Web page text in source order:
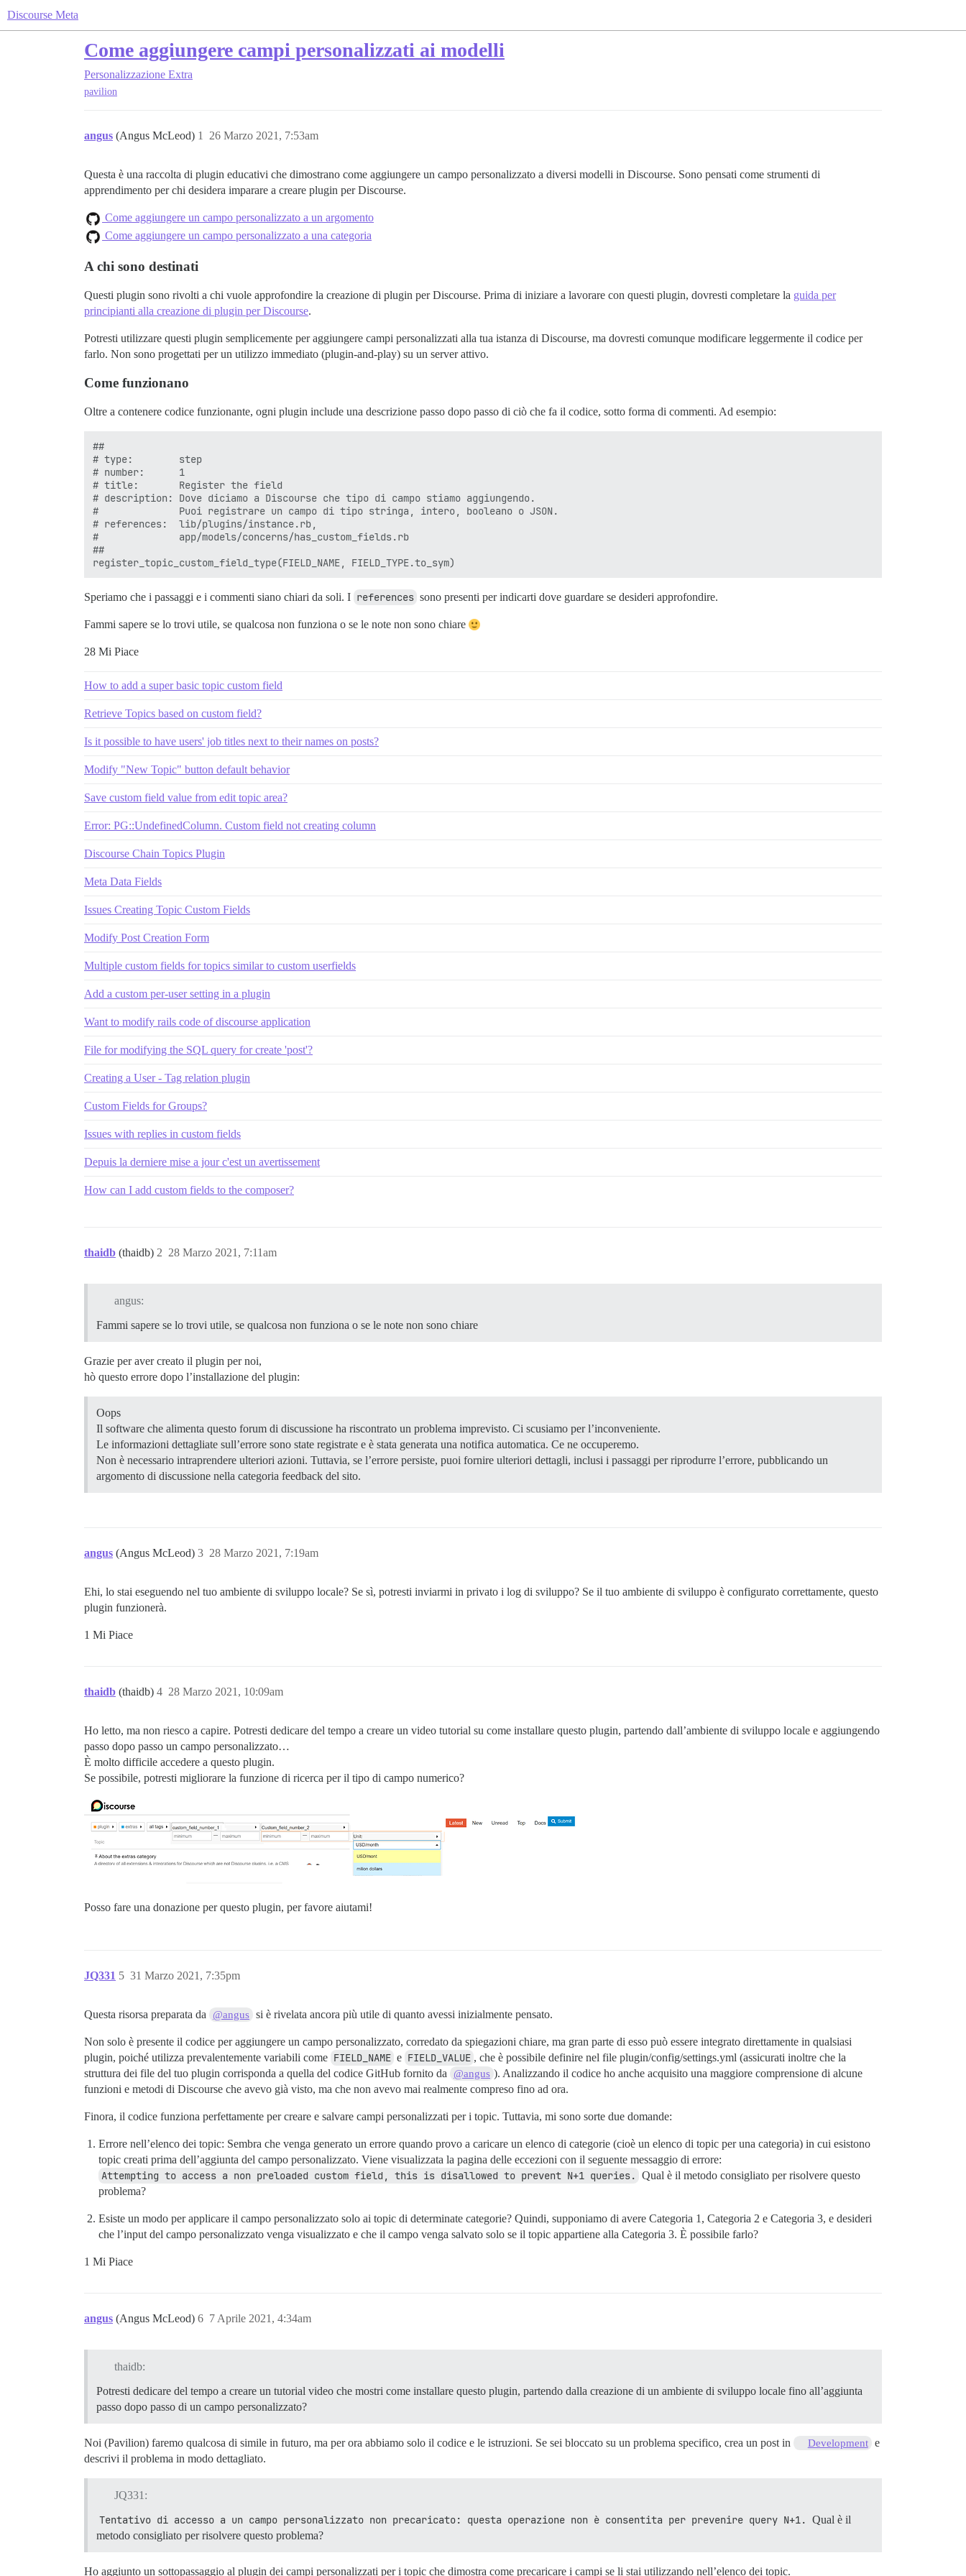
Discourse Meta
Come aggiungere campi personalizzati ai modelli
Personalizzazione Extra
pavilion
angus (Angus McLeod) 26 Marzo 2021, 7:53am
1
Questa è una raccolta di plugin educativi che dimostrano come aggiungere un campo personalizzato a diversi modelli in Discourse. Sono pensati come strumenti di
apprendimento per chi desidera imparare a creare plugin per Discourse.
Come aggiungere un campo personalizzato a un argomento
Come aggiungere un campo personalizzato a una categoria
A chi sono destinati
Questi plugin sono rivolti a chi vuole approfondire la creazione di plugin per Discourse. Prima di iniziare a lavorare con questi plugin, dovresti completare la guida per
principianti alla creazione di plugin per Discourse.
Potresti utilizzare questi plugin semplicemente per aggiungere campi personalizzati alla tua istanza di Discourse, ma dovresti comunque modificare leggermente il codice per
farlo. Non sono progettati per un utilizzo immediato (plugin-and-play) su un server attivo.
Come funzionano
Oltre a contenere codice funzionante, ogni plugin include una descrizione passo dopo passo di ciò che fa il codice, sotto forma di commenti. Ad esempio:
##
# type:        step
# number:      1
# title:       Register the field
# description: Dove diciamo a Discourse che tipo di campo stiamo aggiungendo.
#              Puoi registrare un campo di tipo stringa, intero, booleano o JSON.
# references:  lib/plugins/instance.rb,
#              app/models/concerns/has_custom_fields.rb
##
Speriamo che i passaggi e i commenti siano chiari da soli. I references sono presenti per indicarti dove guardare se desideri approfondire.
Fammi sapere se lo trovi utile, se qualcosa non funziona o se le note non sono chiare
28 Mi Piace
How to add a super basic topic custom field
Retrieve Topics based on custom field?
Is it possible to have users' job titles next to their names on posts?
Modify "New Topic" button default behavior
Save custom field value from edit topic area?
Error: PG::UndefinedColumn. Custom field not creating column
Discourse Chain Topics Plugin
Meta Data Fields
Issues Creating Topic Custom Fields
Modify Post Creation Form
Multiple custom fields for topics similar to custom userfields
Add a custom per-user setting in a plugin
Want to modify rails code of discourse application
File for modifying the SQL query for create 'post'?
Creating a User - Tag relation plugin
Custom Fields for Groups?
Issues with replies in custom fields
Depuis la derniere mise a jour c'est un avertissement
How can I add custom fields to the composer?
thaidb (thaidb) 28 Marzo 2021, 7:11am
2
angus:
Fammi sapere se lo trovi utile, se qualcosa non funziona o se le note non sono chiare
Grazie per aver creato il plugin per noi,
hò questo errore dopo l’installazione del plugin:
Oops
Il software che alimenta questo forum di discussione ha riscontrato un problema imprevisto. Ci scusiamo per l’inconveniente.
Le informazioni dettagliate sull’errore sono state registrate e è stata generata una notifica automatica. Ce ne occuperemo.
Non è necessario intraprendere ulteriori azioni. Tuttavia, se l’errore persiste, puoi fornire ulteriori dettagli, inclusi i passaggi per riprodurre l’errore, pubblicando un
argomento di discussione nella categoria feedback del sito.
angus (Angus McLeod) 28 Marzo 2021, 7:19am
3
Ehi, lo stai eseguendo nel tuo ambiente di sviluppo locale? Se sì, potresti inviarmi in privato i log di sviluppo? Se il tuo ambiente di sviluppo è configurato correttamente, questo
plugin funzionerà.
1 Mi Piace
thaidb (thaidb) 28 Marzo 2021, 10:09am
4
Ho letto, ma non riesco a capire. Potresti dedicare del tempo a creare un video tutorial su come installare questo plugin, partendo dall’ambiente di sviluppo locale e aggiungendo
passo dopo passo un campo personalizzato…
È molto difficile accedere a questo plugin.
Se possibile, potresti migliorare la funzione di ricerca per il tipo di campo numerico?
Posso fare una donazione per questo plugin, per favore aiutami!
JQ331 31 Marzo 2021, 7:35pm
5
Questa risorsa preparata da @angus si è rivelata ancora più utile di quanto avessi inizialmente pensato.
Non solo è presente il codice per aggiungere un campo personalizzato, corredato da spiegazioni chiare, ma gran parte di esso può essere integrato direttamente in qualsiasi
plugin, poiché utilizza prevalentemente variabili come FIELD_NAME e FIELD_VALUE , che è possibile definire nel file plugin/config/settings.yml (assicurati inoltre che la
struttura dei file del tuo plugin corrisponda a quella del codice GitHub fornito da
@angus ). Analizzando il codice ho anche acquisito una maggiore comprensione di alcune
funzioni e metodi di Discourse che avevo già visto, ma che non avevo mai realmente compreso fino ad ora.
Finora, il codice funziona perfettamente per creare e salvare campi personalizzati per i topic. Tuttavia, mi sono sorte due domande:
Errore nell’elenco dei topic: Sembra che venga generato un errore quando provo a caricare un elenco di categorie (cioè un elenco di topic per una categoria) in cui esistono
topic creati prima dell’aggiunta del campo personalizzato. Viene visualizzata la pagina delle eccezioni con il seguente messaggio di errore:
Attempting to access a non preloaded custom field, this is disallowed to prevent N+1 queries. Qual è il metodo consigliato per risolvere questo
problema?
Esiste un modo per applicare il campo personalizzato solo ai topic di determinate categorie? Quindi, supponiamo di avere Categoria 1, Categoria 2 e Categoria 3, e desideri
che l’input del campo personalizzato venga visualizzato e che il campo venga salvato solo se il topic appartiene alla Categoria 3. È possibile farlo?
1 Mi Piace
angus (Angus McLeod) 7 Aprile 2021, 4:34am
6
thaidb:
Potresti dedicare del tempo a creare un tutorial video che mostri come installare questo plugin, partendo dalla creazione di un ambiente di sviluppo locale fino all’aggiunta
passo dopo passo di un campo personalizzato?
Noi (Pavilion) faremo qualcosa di simile in futuro, ma per ora abbiamo solo il codice e le istruzioni. Se sei bloccato su un problema specifico, crea un post in Development e
descrivi il problema in modo dettagliato.
JQ331:
Tentativo di accesso a un campo personalizzato non precaricato: questa operazione non è consentita per prevenire query N+1. Qual è il
metodo consigliato per risolvere questo problema?
Ho aggiunto un sottopassaggio al plugin dei campi personalizzati per i topic che dimostra come precaricare i campi se li stai utilizzando nell’elenco dei topic.